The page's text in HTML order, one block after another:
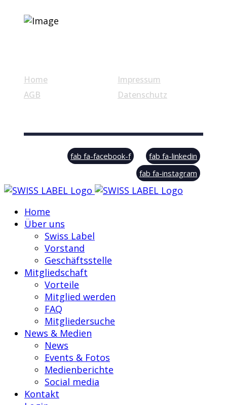
Home
AGB
Impressum
Datenschutz
© Swiss Label, All rights reserved
fab fa-facebook-f
fab fa-linkedin
fab fa-instagram
Home
Über uns
Swiss Label
Vorstand
Geschäftsstelle
Mitgliedschaft
Vorteile
Mitglied werden
FAQ
Mitgliedersuche
News & Medien
News
Events & Fotos
Medienberichte
Social media
Kontakt